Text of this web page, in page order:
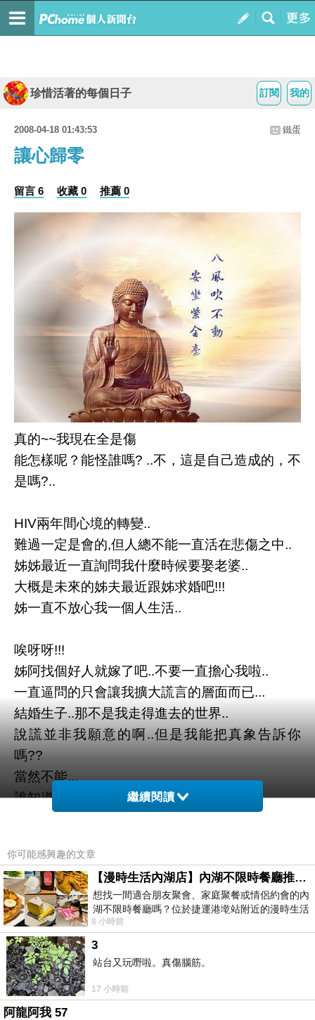
我的
訂閱
珍惜活著的每個日子
2008-04-18 01:43:53 鐵蛋
讓心歸零
留言 6 收藏 0 推薦 0
真的~~我現在全是傷
能怎樣呢？能怪誰嗎? ..不，這是自己造成的，不
是嗎?..
HIV兩年間心境的轉變..
難過一定是會的,但人總不能一直活在悲傷之中..
姊姊最近一直詢問我什麼時候要娶老婆..
大概是未來的姊夫最近跟姊求婚吧!!!
姊一直不放心我一個人生活..
唉呀呀!!!
姊阿找個好人就嫁了吧..不要一直擔心我啦..
一直逼問的只會讓我擴大謊言的層面而已...
結婚生子..那不是我走得進去的世界..
說謊並非我願意的啊..但是我能把真象告訴你
嗎??
當然不能...
誰知道的苦...
也許該是抉擇的時候了..
有些事該放掉.有些事該決定.有些事該重新思考..
不然....這樣下去..我會撐不下去的..
我是男人!!!我愛的也是男人..
我的人生沒有人能幫我過..
我知道，日子還是必須繼續過下去...
這是受傷的紀念..也是成長的烙印..
繼續閱讀
你可能感興趣的文章
【漫時生活內湖店】內湖不限時餐廳推薦｜捷運港墘站美食，聚餐、約會、家庭聚會首選，正餐甜點一次滿足
想找一間適合朋友聚會、家庭聚餐或情侶約會的內
湖不限時餐廳嗎？位於捷運港墘站附近的漫時生活
內湖店，從捷運站步行約4分鐘即可抵
8 小時前
3
站台又玩嘢啦。真傷腦筋。
17 小時前
阿龍阿我 57